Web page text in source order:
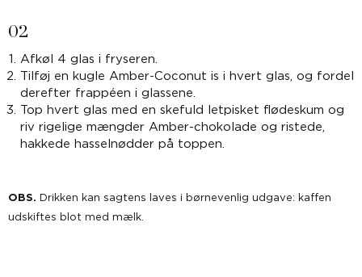
02
Afkøl 4 glas i fryseren.
Tilføj en kugle Amber-Coconut is i hvert glas, og fordel
derefter frappéen i glassene.
Top hvert glas med en skefuld letpisket flødeskum og
riv rigelige mængder Amber-chokolade og ristede,
hakkede hasselnødder på toppen.
OBS. Drikken kan sagtens laves i børnevenlig udgave: kaffen
udskiftes blot med mælk.